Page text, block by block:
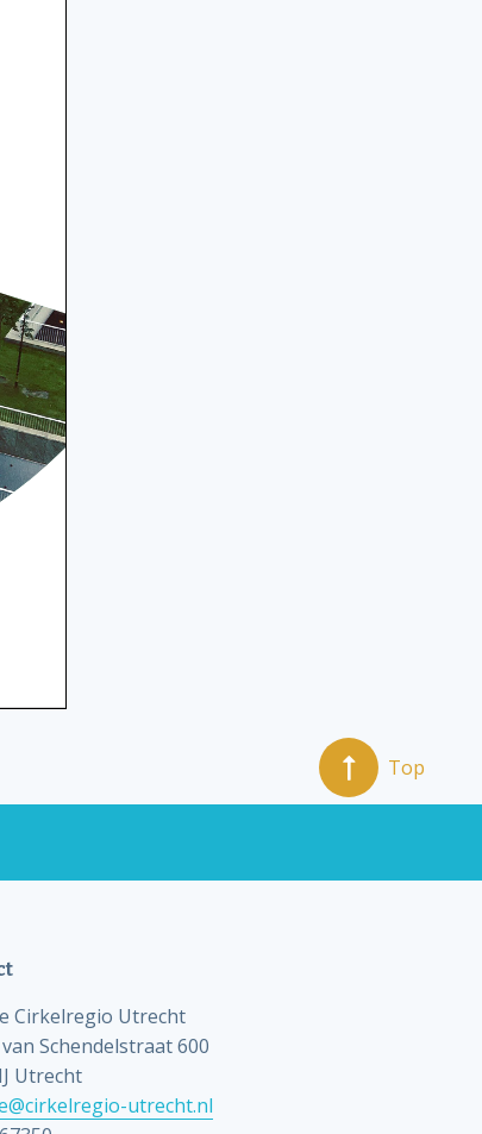
Cirkelregio Utrecht
Schendelstraat 600
Utrecht
utrecht.nl
Top